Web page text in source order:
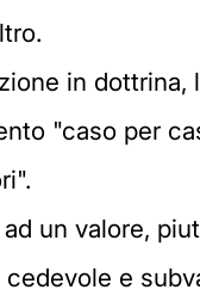
in
"caso per
un valore,
e